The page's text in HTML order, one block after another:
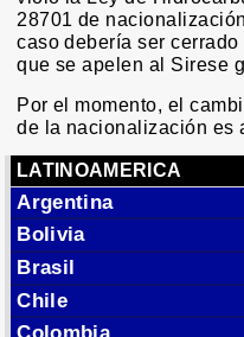
28701 de
caso debería ser
que se apelen al Sirese
Por el momento, el
de la nacionalización es
LATINOAMERICA
Argentina
Bolivia
Brasil
Chile